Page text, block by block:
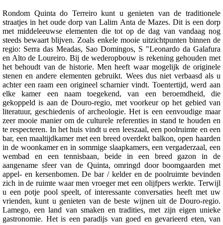
Rondom Quinta do Terreiro kunt u genieten van de traditionele
straatjes in het oude dorp van Lalim Anta de Mazes. Dit is een dorp
met middeleeuwse elementen die tot op de dag van vandaag nog
steeds bewaart blijven. Zoals enkele mooie uitzichtpunten binnen de
regio: Serra das Meadas, Sao Domingos, S "Leonardo da Galafura
en Alto de Loureiro. Bij de wederopbouw is rekening gehouden met
het behoudt van de historie. Men heeft waar mogelijk de originele
stenen en andere elementen gebruikt. Wees dus niet verbaasd als u
achter een raam een origineel scharnier vindt. Toentertijd, werd aan
elke kamer een naam toegekend, van een beroemdheid, die
gekoppeld is aan de Douro-regio, met voorkeur op het gebied van
literatuur, geschiedenis of archeologie. Het is een eenvoudige maar
zeer mooie manier om de culturele referenties in stand te houden en
te respecteren. In het huis vindt u een leeszaal, een poolruimte en een
bar, een maaltijdkamer met een breed overdekt balkon, open haarden
in de woonkamer en in sommige slaapkamers, een vergaderzaal, een
wembad en een tennisbaan, beide in een breed gazon in de
aangename sfeer van de Quinta, omringd door boomgaarden met
appel- en kersenbomen. De bar / kelder en de poolruimte bevinden
zich in de ruimte waar men vroeger met een olijfpers werkte. Terwijl
u een potje pool speelt, of interessante conversaties heeft met uw
vrienden, kunt u genieten van de beste wijnen uit de Douro-regio.
Lamego, een land van smaken en tradities, met zijn eigen unieke
gastronomie. Het is een paradijs van goed en gevarieerd eten, van